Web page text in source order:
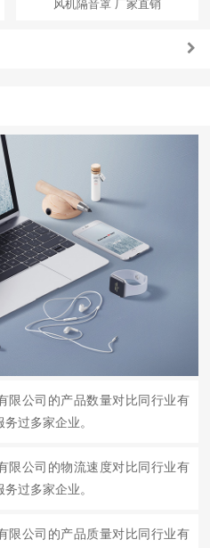
风机隔音罩 厂家直销
限公司的产品数量对比同行业有
过多家企业。
限公司的物流速度对比同行业有
过多家企业。
限公司的产品质量对比同行业有